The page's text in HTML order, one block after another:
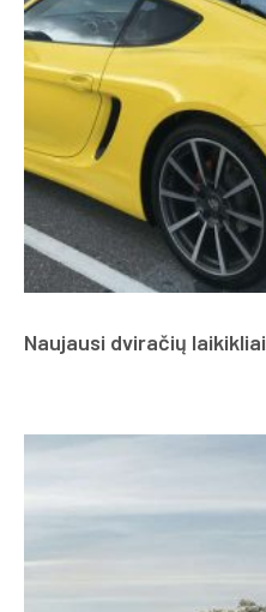
Naujausi dviračių laikikliai